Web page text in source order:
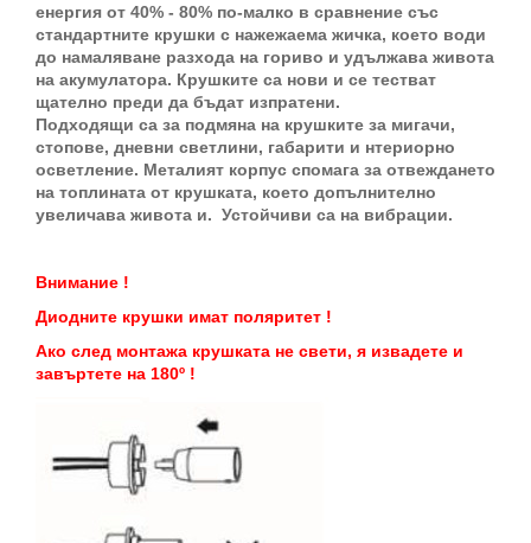
енергия от 40% - 80% по-малко в сравнение със
стандартните крушки с нажежаема жичка, което води
до намаляване разхода на гориво и удължава живота
на акумулатора. Крушките са нови и се тестват
щателно преди да бъдат изпратени.
Подходящи са за подмяна на крушките за мигачи,
стопове, дневни светлини, габарити и нтериорно
осветление. Металият корпус спомага за отвеждането
на топлината от крушката, което допълнително
увеличава живота и. Устойчиви са на вибрации.
Внимание !
Диодните крушки имат поляритет !
Ако след монтажа крушката не свети, я извадете и
завъртете на 180º !